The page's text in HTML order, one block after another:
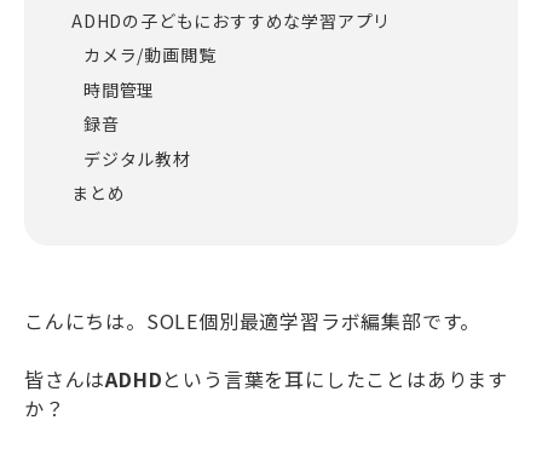
ADHDの子どもにおすすめな学習アプリ
カメラ/動画閲覧
時間管理
録音
デジタル教材
まとめ
こんにちは。SOLE個別最適学習ラボ編集部です。
皆さんはADHDという言葉を耳にしたことはあります
か？